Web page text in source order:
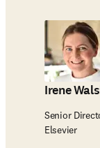
Irene
Senior
Elsevier